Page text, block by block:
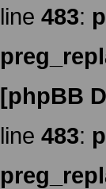
line 483:
[phpBB
line 483: